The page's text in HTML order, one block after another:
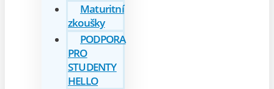
Maturitní
zkoušky
PODPORA
PRO
STUDENTY
HELLO